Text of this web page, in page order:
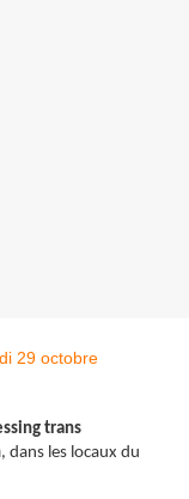
trans
, dans les locaux du